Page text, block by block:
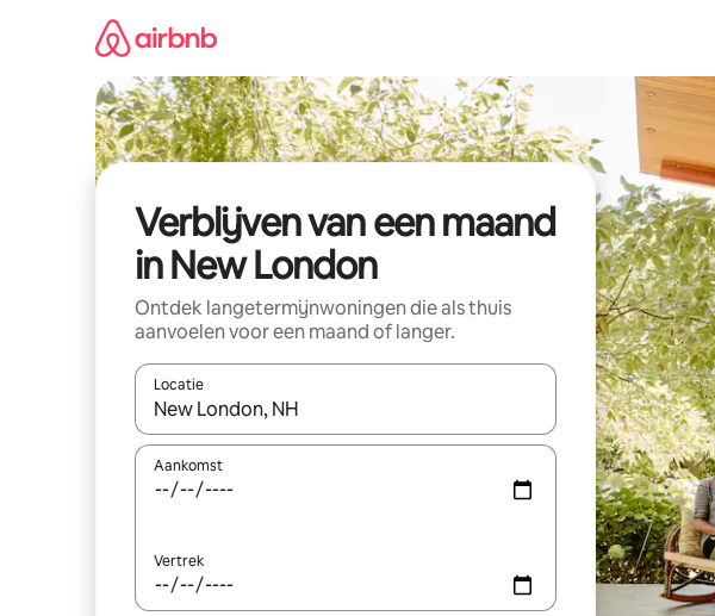
Verblijven van een maand
in New London
Ontdek langetermijnwoningen die als thuis
aanvoelen voor een maand of langer.
Locatie
Wanneer er resultaten beschikbaar zijn, maak je een keuze met je de
Aankomst
Vertrek